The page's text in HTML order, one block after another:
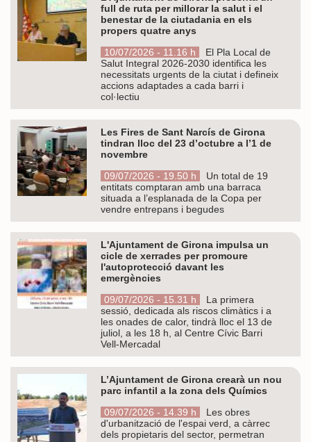
full de ruta per millorar la salut i el
benestar de la ciutadania en els
propers quatre anys
10/07/2026 - 11.16 h
El Pla Local de
Salut Integral 2026-2030 identifica les
necessitats urgents de la ciutat i defineix
accions adaptades a cada barri i
col·lectiu
Les Fires de Sant Narcís de Girona
tindran lloc del 23 d’octubre a l’1 de
novembre
09/07/2026 - 19.50 h
Un total de 19
entitats comptaran amb una barraca
situada a l’esplanada de la Copa per
vendre entrepans i begudes
L'Ajuntament de Girona impulsa un
cicle de xerrades per promoure
l'autoprotecció davant les
emergències
09/07/2026 - 15.31 h
La primera
sessió, dedicada als riscos climàtics i a
les onades de calor, tindrà lloc el 13 de
juliol, a les 18 h, al Centre Cívic Barri
Vell-Mercadal
L’Ajuntament de Girona crearà un nou
parc infantil a la zona dels Químics
09/07/2026 - 14.39 h
Les obres
d'urbanització de l'espai verd, a càrrec
dels propietaris del sector, permetran